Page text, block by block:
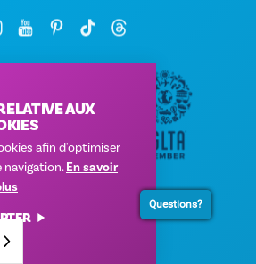
1807 Ross Avenue
AUX
afin d'optimiser
navigation.En savoir
Questions?